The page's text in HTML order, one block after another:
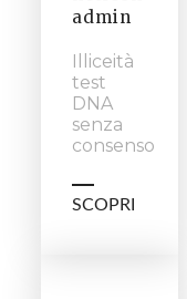
admin
Illiceità
test
DNA
senza
consenso
SCOPRI